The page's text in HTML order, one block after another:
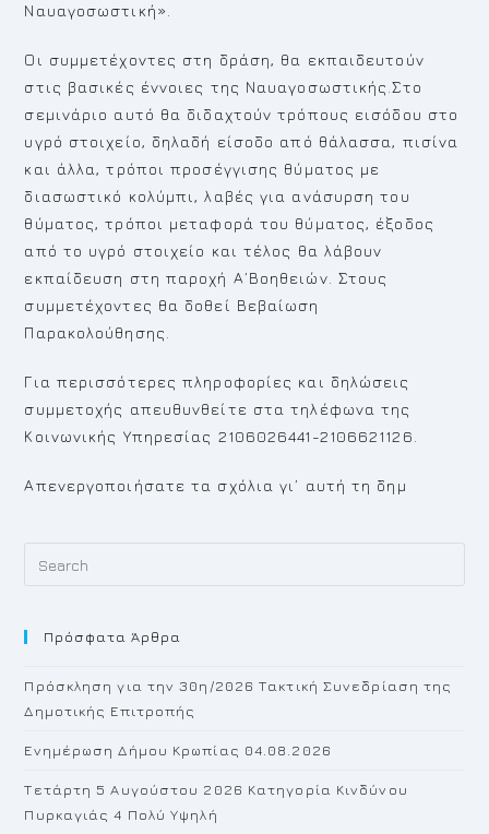
Ναυαγοσωστική».
Οι συμμετέχοντες στη δράση, θα εκπαιδευτούν
στις βασικές έννοιες της Ναυαγοσωστικής.Στο
σεμινάριο αυτό θα διδαχτούν τρόπους εισόδου στο
υγρό στοιχείο, δηλαδή είσοδο από θάλασσα, πισίνα
και άλλα, τρόποι προσέγγισης θύματος με
διασωστικό κολύμπι, λαβές για ανάσυρση του
θύματος, τρόποι μεταφορά του θύματος, έξοδος
από το υγρό στοιχείο και τέλος θα λάβουν
εκπαίδευση στη παροχή Α’Βοηθειών. Στους
συμμετέχοντες θα δοθεί Βεβαίωση
Παρακολούθησης.
Για περισσότερες πληροφορίες και δηλώσεις
συμμετοχής απευθυνθείτε στα τηλέφωνα της
Κοινωνικής Υπηρεσίας 2106026441-2106621126.
Απενεργοποιήσατε τα σχόλια γι’ αυτή τη δημ
Πρόσφατα Άρθρα
Πρόσκληση για την 30η/2026 Τακτική Συνεδρίαση της
Δημοτικής Επιτροπής
Ενημέρωση Δήμου Κρωπίας 04.08.2026
Τετάρτη 5 Αυγούστου 2026 Κατηγορία Κινδύνου
Πυρκαγιάς 4 Πολύ Υψηλή